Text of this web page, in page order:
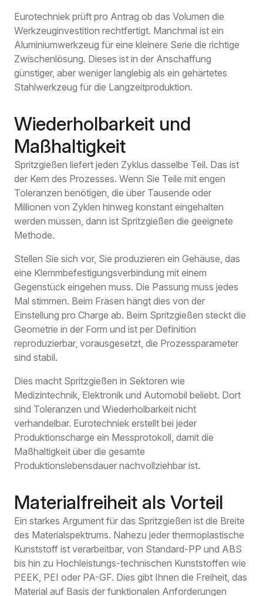
Eurotechniek prüft pro Antrag ob das Volumen die
Werkzeuginvestition rechtfertigt. Manchmal ist ein
Aluminiumwerkzeug für eine kleinere Serie die richtige
Zwischenlösung. Dieses ist in der Anschaffung
günstiger, aber weniger langlebig als ein gehärtetes
Stahlwerkzeug für die Langzeitproduktion.
Wiederholbarkeit und
Maßhaltigkeit
Spritzgießen liefert jeden Zyklus dasselbe Teil. Das ist
der Kern des Prozesses. Wenn Sie Teile mit engen
Toleranzen benötigen, die über Tausende oder
Millionen von Zyklen hinweg konstant eingehalten
werden müssen, dann ist Spritzgießen die geeignete
Methode.
Stellen Sie sich vor, Sie produzieren ein Gehäuse, das
eine Klemmbefestigungsverbindung mit einem
Gegenstück eingehen muss. Die Passung muss jedes
Mal stimmen. Beim Fräsen hängt dies von der
Einstellung pro Charge ab. Beim Spritzgießen steckt die
Geometrie in der Form und ist per Definition
reproduzierbar, vorausgesetzt, die Prozessparameter
sind stabil.
Dies macht Spritzgießen in Sektoren wie
Medizintechnik, Elektronik und Automobil beliebt. Dort
sind Toleranzen und Wiederholbarkeit nicht
verhandelbar. Eurotechniek erstellt bei jeder
Produktionscharge ein Messprotokoll, damit die
Maßhaltigkeit über die gesamte
Produktionslebensdauer nachvollziehbar ist.
Materialfreiheit als Vorteil
Ein starkes Argument für das Spritzgießen ist die Breite
des Materialspektrums. Nahezu jeder thermoplastische
Kunststoff ist verarbeitbar, von Standard-PP und ABS
bis hin zu Hochleistungs-technischen Kunststoffen wie
PEEK, PEI oder PA-GF. Dies gibt Ihnen die Freiheit, das
Material auf Basis der funktionalen Anforderungen